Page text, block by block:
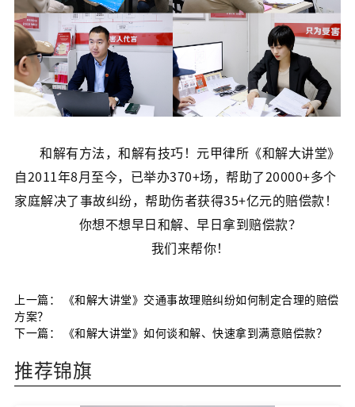
和解有方法，和解有技巧！元甲律所《和解大讲堂》
自2011年8月至今，已举办370+场，帮助了20000+多个
家庭解决了事故纠纷，帮助伤者获得35+亿元的赔偿款！
你想不想早日和解、早日拿到赔偿款？
我们来帮你！
上一篇：
《和解大讲堂》交通事故理赔纠纷如何制定合理的赔偿
方案？
下一篇：
《和解大讲堂》如何谈和解、快速拿到满意赔偿款？
推荐锦旗